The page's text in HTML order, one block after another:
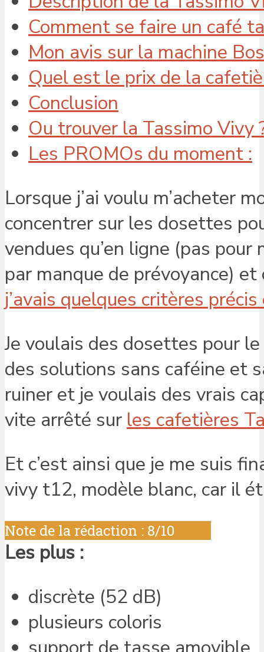
Comment se faire un café
Mon avis sur la machine
Quel est le prix de la
Conclusion
Ou trouver la Tassimo Vivy
Les PROMOs du moment :
Lorsque j’ai voulu m’acheter
concentrer sur les dosettes
vendues qu’en ligne (pas
par manque de prévoyance)
j’avais quelques critères
Je voulais des dosettes pour
des solutions sans caféine et
ruiner et je voulais des vrais
vite arrêté sur les cafetières
Et c’est ainsi que je me suis
vivy t12, modèle blanc, car il
Note de la rédaction : 8/10
Les plus :
discrète (52 dB)
plusieurs coloris